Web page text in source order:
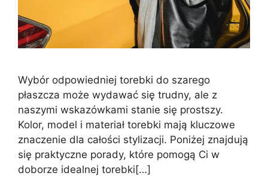
Wybór odpowiedniej torebki do szarego
płaszcza może wydawać się trudny, ale z
naszymi wskazówkami stanie się prostszy.
Kolor, model i materiał torebki mają kluczowe
znaczenie dla całości stylizacji. Poniżej znajdują
się praktyczne porady, które pomogą Ci w
doborze idealnej torebki[…]